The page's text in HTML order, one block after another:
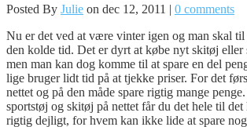
Posted By Julie on dec 12, 2011 | 0 comments
Nu er det ved at være vinter igen og man skal til
den kolde tid. Det er dyrt at købe nyt skitøj eller
men man kan dog komme til at spare en del
lige bruger lidt tid på at tjekke priser. For det
nettet og på den måde spare rigtig mange
sportstøj og skitøj på nettet får du det hele til
rigtig dejligt, for hvem kan ikke lide at spare